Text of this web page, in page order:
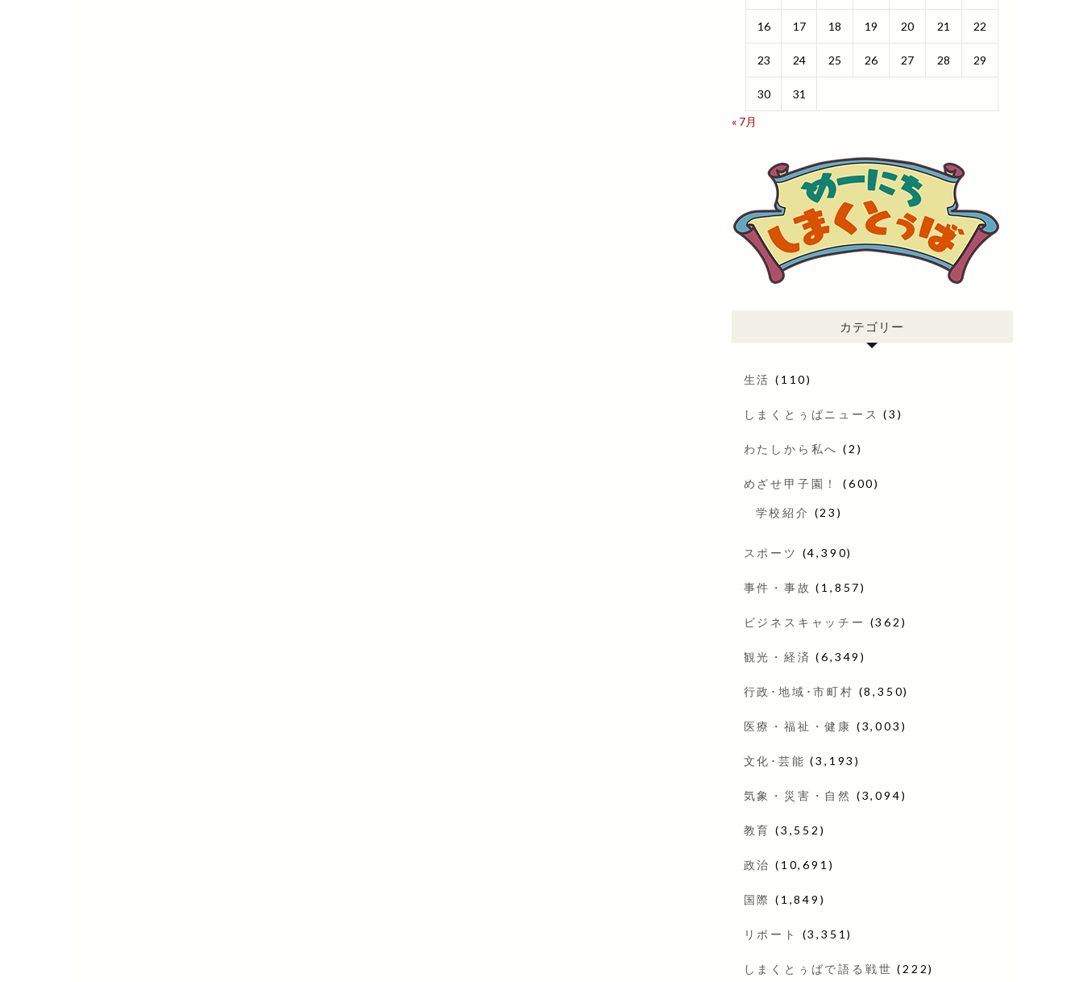
16 17 18 19 20 21 22
23 24 25 26 27 28 29
30
31
« 7月
カテゴリー
生活 (110)
しまくとぅばニュース (3)
わたしから私へ (2)
めざせ甲子園！ (600)
学校紹介 (23)
スポーツ (4,390)
事件・事故 (1,857)
ビジネスキャッチー (362)
観光・経済 (6,349)
行政･地域･市町村 (8,350)
医療・福祉・健康 (3,003)
文化･芸能 (3,193)
気象・災害・自然 (3,094)
教育 (3,552)
政治 (10,691)
国際 (1,849)
リポート (3,351)
しまくとぅばで語る戦世 (222)